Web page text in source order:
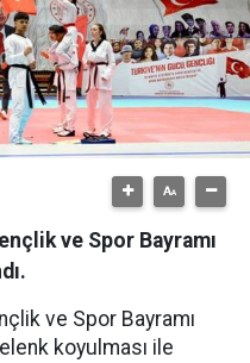
ve Spor Bayramı
ve Spor Bayramı
koyulması ile